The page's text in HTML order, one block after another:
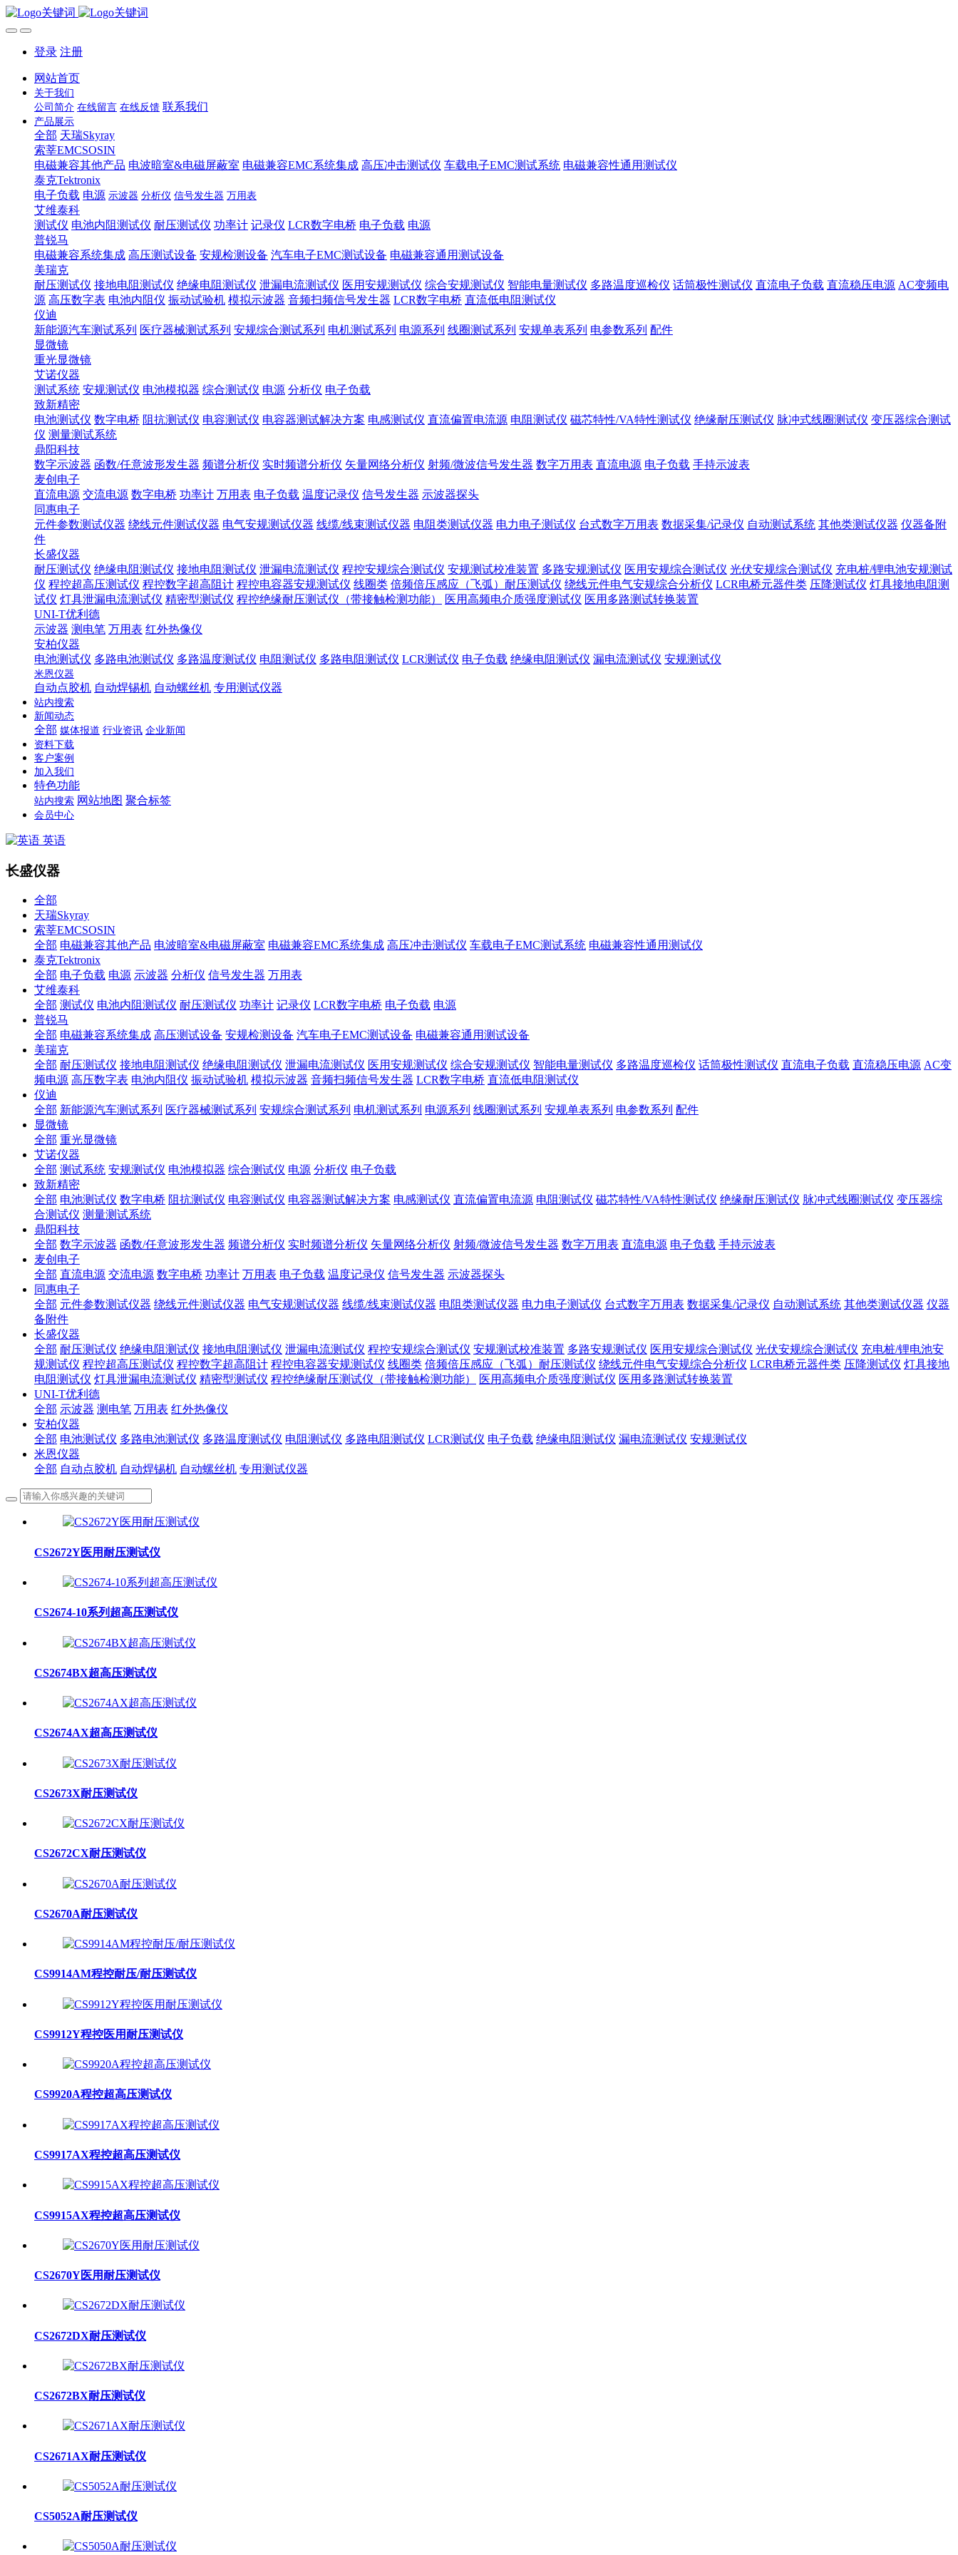
登录 注册
网站首页
关于我们
公司简介 在线留言 在线反馈 联系我们
产品展示
全部 天瑞Skyray
索莘EMCSOSIN
电磁兼容其他产品 电波暗室&电磁屏蔽室 电磁兼容EMC系统集成 高压冲击测试仪 车载电子EMC测试系统 电磁兼容性通用测试仪
泰克Tektronix
电子负载 电源 示波器 分析仪 信号发生器 万用表
艾维泰科
测试仪 电池内阻测试仪 耐压测试仪 功率计 记录仪 LCR数字电桥 电子负载 电源
普锐马
电磁兼容系统集成 高压测试设备 安规检测设备 汽车电子EMC测试设备 电磁兼容通用测试设备
美瑞克
耐压测试仪 接地电阻测试仪 绝缘电阻测试仪 泄漏电流测试仪 医用安规测试仪 综合安规测试仪 智能电量测试仪 多路温度巡检仪 话筒极性测试仪 直流电子负载 直流稳压电源 AC变频电
源 高压数字表 电池内阻仪 振动试验机 模拟示波器 音频扫频信号发生器 LCR数字电桥 直流低电阻测试仪
仪迪
新能源汽车测试系列 医疗器械测试系列 安规综合测试系列 电机测试系列 电源系列 线圈测试系列 安规单表系列 电参数系列 配件
显微镜
重光显微镜
艾诺仪器
测试系统 安规测试仪 电池模拟器 综合测试仪 电源 分析仪 电子负载
致新精密
电池测试仪 数字电桥 阻抗测试仪 电容测试仪 电容器测试解决方案 电感测试仪 直流偏置电流源 电阻测试仪 磁芯特性/VA特性测试仪 绝缘耐压测试仪 脉冲式线圈测试仪 变压器综合测试
仪 测量测试系统
鼎阳科技
数字示波器 函数/任意波形发生器 频谱分析仪 实时频谱分析仪 矢量网络分析仪 射频/微波信号发生器 数字万用表 直流电源 电子负载 手持示波表
麦创电子
直流电源 交流电源 数字电桥 功率计 万用表 电子负载 温度记录仪 信号发生器 示波器探头
同惠电子
元件参数测试仪器 绕线元件测试仪器 电气安规测试仪器 线缆/线束测试仪器 电阻类测试仪器 电力电子测试仪 台式数字万用表 数据采集/记录仪 自动测试系统 其他类测试仪器 仪器备附
件
长盛仪器
耐压测试仪 绝缘电阻测试仪 接地电阻测试仪 泄漏电流测试仪 程控安规综合测试仪 安规测试校准装置 多路安规测试仪 医用安规综合测试仪 光伏安规综合测试仪 充电桩/锂电池安规测试
仪 程控超高压测试仪 程控数字超高阻计 程控电容器安规测试仪 线圈类 倍频倍压感应（飞弧）耐压测试仪 绕线元件电气安规综合分析仪 LCR电桥元器件类 压降测试仪 灯具接地电阻测
试仪 灯具泄漏电流测试仪 精密型测试仪 程控绝缘耐压测试仪（带接触检测功能） 医用高频电介质强度测试仪 医用多路测试转换装置
UNI-T优利德
示波器 测电笔 万用表 红外热像仪
安柏仪器
电池测试仪 多路电池测试仪 多路温度测试仪 电阻测试仪 多路电阻测试仪 LCR测试仪 电子负载 绝缘电阻测试仪 漏电流测试仪 安规测试仪
米恩仪器
自动点胶机 自动焊锡机 自动螺丝机 专用测试仪器
站内搜索
新闻动态
全部 媒体报道 行业资讯 企业新闻
资料下载
客户案例
加入我们
特色功能
站内搜索 网站地图 聚合标签
会员中心
英语
长盛仪器
全部
天瑞Skyray
索莘EMCSOSIN
全部 电磁兼容其他产品 电波暗室&电磁屏蔽室 电磁兼容EMC系统集成 高压冲击测试仪 车载电子EMC测试系统 电磁兼容性通用测试仪
泰克Tektronix
全部 电子负载 电源 示波器 分析仪 信号发生器 万用表
艾维泰科
全部 测试仪 电池内阻测试仪 耐压测试仪 功率计 记录仪 LCR数字电桥 电子负载 电源
普锐马
全部 电磁兼容系统集成 高压测试设备 安规检测设备 汽车电子EMC测试设备 电磁兼容通用测试设备
美瑞克
全部 耐压测试仪 接地电阻测试仪 绝缘电阻测试仪 泄漏电流测试仪 医用安规测试仪 综合安规测试仪 智能电量测试仪 多路温度巡检仪 话筒极性测试仪 直流电子负载 直流稳压电源 AC变
频电源 高压数字表 电池内阻仪 振动试验机 模拟示波器 音频扫频信号发生器 LCR数字电桥 直流低电阻测试仪
仪迪
全部 新能源汽车测试系列 医疗器械测试系列 安规综合测试系列 电机测试系列 电源系列 线圈测试系列 安规单表系列 电参数系列 配件
显微镜
全部 重光显微镜
艾诺仪器
全部 测试系统 安规测试仪 电池模拟器 综合测试仪 电源 分析仪 电子负载
致新精密
全部 电池测试仪 数字电桥 阻抗测试仪 电容测试仪 电容器测试解决方案 电感测试仪 直流偏置电流源 电阻测试仪 磁芯特性/VA特性测试仪 绝缘耐压测试仪 脉冲式线圈测试仪 变压器综
合测试仪 测量测试系统
鼎阳科技
全部 数字示波器 函数/任意波形发生器 频谱分析仪 实时频谱分析仪 矢量网络分析仪 射频/微波信号发生器 数字万用表 直流电源 电子负载 手持示波表
麦创电子
全部 直流电源 交流电源 数字电桥 功率计 万用表 电子负载 温度记录仪 信号发生器 示波器探头
同惠电子
全部 元件参数测试仪器 绕线元件测试仪器 电气安规测试仪器 线缆/线束测试仪器 电阻类测试仪器 电力电子测试仪 台式数字万用表 数据采集/记录仪 自动测试系统 其他类测试仪器 仪器
备附件
长盛仪器
全部 耐压测试仪 绝缘电阻测试仪 接地电阻测试仪 泄漏电流测试仪 程控安规综合测试仪 安规测试校准装置 多路安规测试仪 医用安规综合测试仪 光伏安规综合测试仪 充电桩/锂电池安
规测试仪 程控超高压测试仪 程控数字超高阻计 程控电容器安规测试仪 线圈类 倍频倍压感应（飞弧）耐压测试仪 绕线元件电气安规综合分析仪 LCR电桥元器件类 压降测试仪 灯具接地
电阻测试仪 灯具泄漏电流测试仪 精密型测试仪 程控绝缘耐压测试仪（带接触检测功能） 医用高频电介质强度测试仪 医用多路测试转换装置
UNI-T优利德
全部 示波器 测电笔 万用表 红外热像仪
安柏仪器
全部 电池测试仪 多路电池测试仪 多路温度测试仪 电阻测试仪 多路电阻测试仪 LCR测试仪 电子负载 绝缘电阻测试仪 漏电流测试仪 安规测试仪
米恩仪器
全部 自动点胶机 自动焊锡机 自动螺丝机 专用测试仪器
CS2672Y医用耐压测试仪
CS2674-10系列超高压测试仪
CS2674BX超高压测试仪
CS2674AX超高压测试仪
CS2673X耐压测试仪
CS2672CX耐压测试仪
CS2670A耐压测试仪
CS9914AM程控耐压/耐压测试仪
CS9912Y程控医用耐压测试仪
CS9920A程控超高压测试仪
CS9917AX程控超高压测试仪
CS9915AX程控超高压测试仪
CS2670Y医用耐压测试仪
CS2672DX耐压测试仪
CS2672BX耐压测试仪
CS2671AX耐压测试仪
CS5052A耐压测试仪